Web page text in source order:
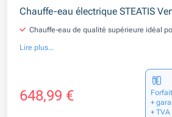
Chauffe-eau électrique STEATIS
Chauffe-eau de qualité supérieure idéal
Lire plus...
648,99 €
+
+